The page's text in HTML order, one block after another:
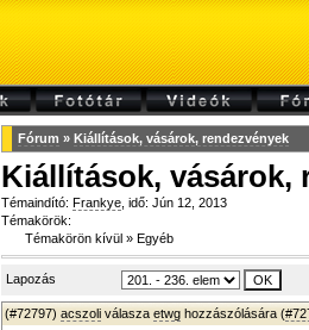
Fórum » Kiállítások, vásárok, rendezvények
Kiállítások, vásárok,
Témaindító: Frankye , idő: Jún 12, 2013
Témakörök:
Témakörön kívül » Egyéb
Lapozás
(#72797) acszoli válasza etwg hozzászólására (